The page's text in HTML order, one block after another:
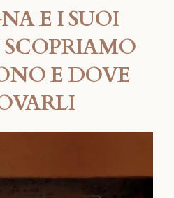
E I SUOI
SCOPRIAMO
E DOVE